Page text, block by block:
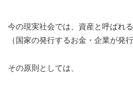
今の現実社会では、資産と呼ばれ
（国家の発行するお金・企業が発
その原則としては、